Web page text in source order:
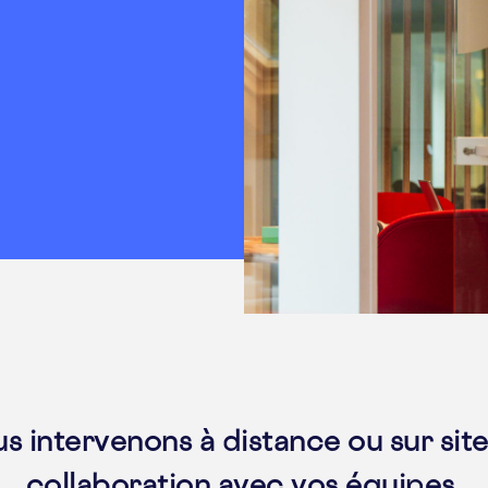
intervenons à distance ou sur